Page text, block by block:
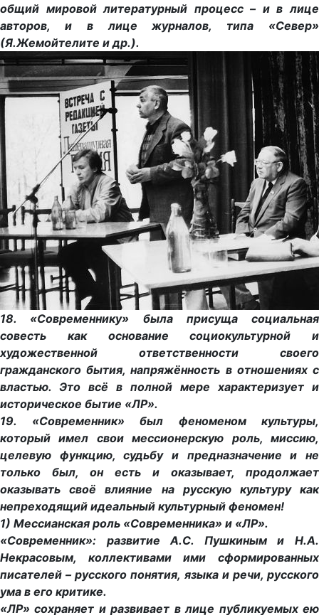
общий мировой литературный процесс – и в лице
авторов, и в лице журналов, типа «Север»
(Я.Жемойтелите и др.).
18. «Современнику» была присуща социальная
совесть как основание cоциокультурной и
художественной ответственности своего
гражданского бытия, напряжённость в отношениях с
властью. Это всё в полной мере характеризует и
историческое бытие «ЛР».
19. «Современник» был феноменом культуры,
который имел свои мессионерскую роль, миссию,
целевую функцию, судьбу и предназначение и не
только был, он есть и оказывает, продолжает
оказывать своё влияние на русскую культуру как
непреходящий идеальный культурный феномен!
1) Мессианская роль «Современника» и «ЛР».
«Современник»: развитие А.С. Пушкиным и Н.А.
Некрасовым, коллективами ими сформированных
писателей – русского понятия, языка и речи, русского
ума в его критике.
«ЛР» сохраняет и развивает в лице публикуемых ею